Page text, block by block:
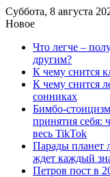
Суббота, 8 августа
Новое
Что легче –
другим?
К чему снится
К чему снится
сонниках
Бимбо-
принятия себя:
весь TikTok
Парады планет
ждет каждый
Петров пост в